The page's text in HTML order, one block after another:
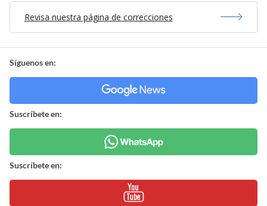
Revisa nuestra página de correcciones
Síguenos en:
Suscríbete en:
Suscríbete en: